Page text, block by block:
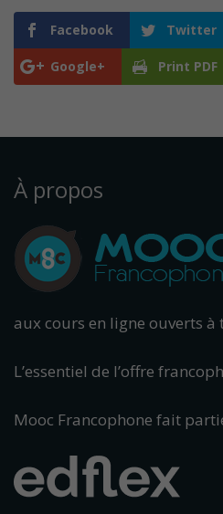
Facebook Twitter
Google+ Print PDF
À propos
aux cours en ligne ouverts à
L’essentiel de l’offre
Mooc Francophone fait